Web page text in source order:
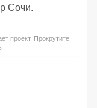
Сочи.
проект. Прокрутите,